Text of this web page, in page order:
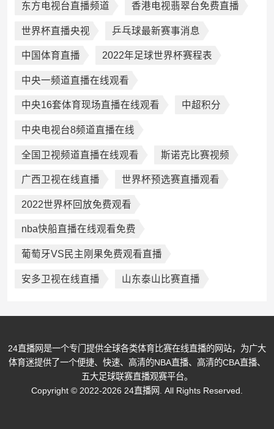
东方电视台直播频道 香港电视翡翠台免费直播
世界杯直播央视 乒乓球最新赛事消息
中国体育直播 2022年足球世界杯赛程表
中央一频道直播在线观看
中央16套体育现场直播在线观看 中超积分
中央电视台8频道直播在线
全国卫视频道直播在线观看 斯诺克比赛视频
广西卫视在线直播 世界杯预选赛直播观看
2022世界杯回放免费观看
nba快船直播在线观看免费
葡萄牙VS民主刚果免费观看直播
安多卫视在线直播 山东泰山比赛直播
24直播网是一个专门提供全球各类体育比赛在线直播的网站，为广大
体育迷提供了一个便捷、快速、高清的NBA直播、高清的CBA直播、
五大足球联赛直播观赛平台。
Copyright © 2022-2026 24直播网. All Rights Reserved.